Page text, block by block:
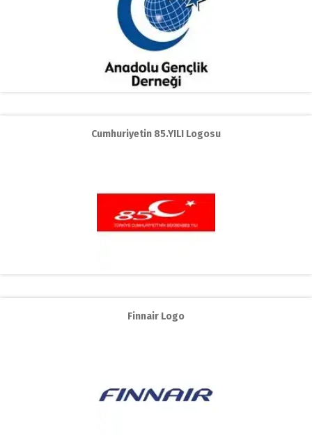
Cumhuriyetin 85.YILI Logosu
Finnair Logo